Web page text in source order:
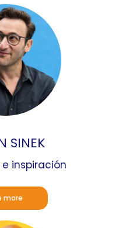
SINEK
inspiración
more